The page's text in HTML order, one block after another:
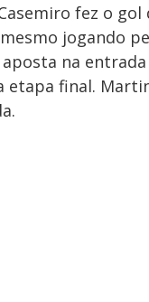
fez o gol
jogando
na
etapa final.